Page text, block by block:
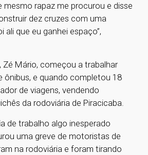
mesmo rapaz me procurou e disse
dez cruzes com uma
ali que eu ganhei espaço”,
Zé Mário, começou a trabalhar
ônibus, e quando completou 18
de viagens, vendendo
da rodoviária de Piracicaba.
de trabalho algo inesperado
uma greve de motoristas de
na rodoviária e foram tirando